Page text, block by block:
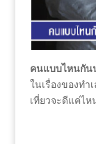
คนแบบไห
ในเรื่องของทำ
เที่ยวจะดีแค่ไ